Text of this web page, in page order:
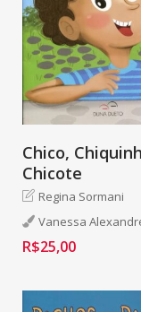
Chico,
Chicote
Regina Sormani
Vanessa
R$25,00